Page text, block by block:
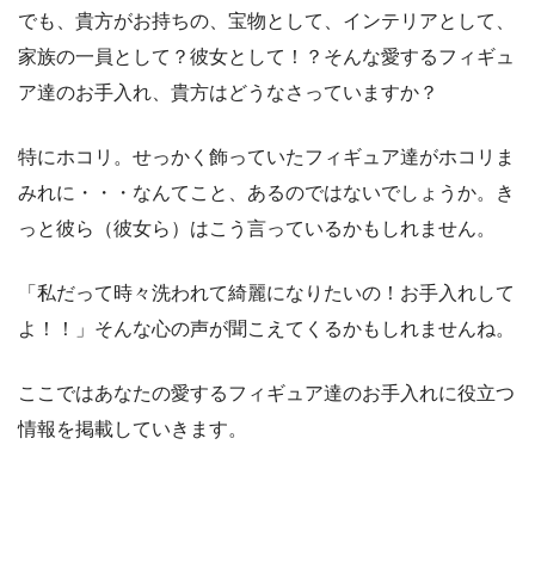
でも、貴方がお持ちの、宝物として、インテリアとして、
家族の一員として？彼女として！？そんな愛するフィギュ
ア達のお手入れ、貴方はどうなさっていますか？
特にホコリ。せっかく飾っていたフィギュア達がホコリま
みれに・・・なんてこと、あるのではないでしょうか。き
っと彼ら（彼女ら）はこう言っているかもしれません。
「私だって時々洗われて綺麗になりたいの！お手入れして
よ！！」そんな心の声が聞こえてくるかもしれませんね。
ここではあなたの愛するフィギュア達のお手入れに役立つ
情報を掲載していきます。